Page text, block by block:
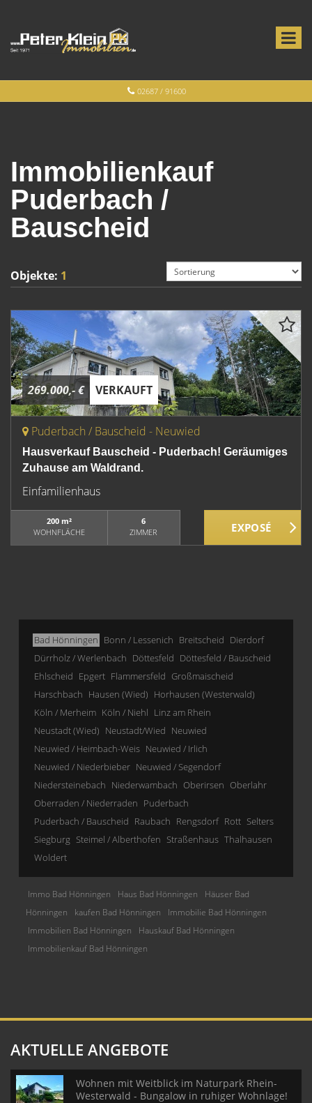
02687 / 91600
Immobilienkauf
Puderbach /
Bauscheid
Objekte: 1
269.000,- € VERKAUFT
Puderbach / Bauscheid - Neuwied
Hausverkauf Bauscheid - Puderbach! Geräumiges
Zuhause am Waldrand.
Einfamilienhaus
200 m²
WOHNFLÄCHE
6
ZIMMER
Bad Hönningen Bonn / Lessenich Breitscheid Dierdorf
Dürrholz / Werlenbach Döttesfeld Döttesfeld / Bauscheid
Ehlscheid Epgert Flammersfeld Großmaischeid
Harschbach Hausen (Wied) Horhausen (Westerwald)
Köln / Merheim Köln / Niehl Linz am Rhein
Neustadt (Wied) Neustadt/Wied Neuwied
Neuwied / Heimbach-Weis Neuwied / Irlich
Neuwied / Niederbieber Neuwied / Segendorf
Niedersteinebach Niederwambach Oberirsen Oberlahr
Oberraden / Niederraden Puderbach
Puderbach / Bauscheid Raubach Rengsdorf Rott Selters
Siegburg Steimel / Alberthofen Straßenhaus Thalhausen
Woldert
Immo Bad Hönningen Haus Bad Hönningen
Häuser Bad
Hönningen
kaufen Bad Hönningen
Immobilie Bad Hönningen
Immobilien Bad Hönningen
Hauskauf Bad Hönningen
Immobilienkauf Bad Hönningen
AKTUELLE ANGEBOTE
Wohnen mit Weitblick im Naturpark Rhein-
Westerwald - Bungalow in ruhiger Wohnlage!